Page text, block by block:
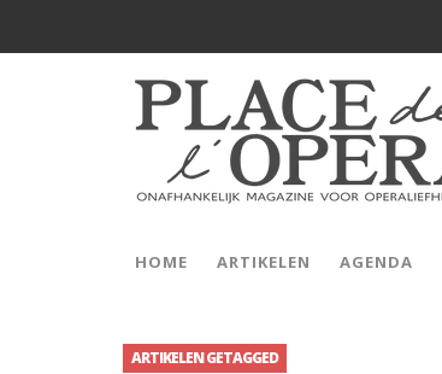
HOME ARTIKELEN AGENDA
ARTIKELEN GETAGGED